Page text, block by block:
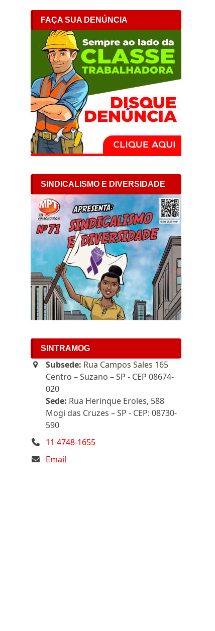
FAÇA SUA DENÚNCIA
SINDICALISMO E DIVERSIDADE
SINTRAMOG
Subsede: Rua Campos Sales 165
Centro – Suzano – SP - CEP 08674-
020
Sede: Rua Herinque Eroles, 588
Mogi das Cruzes – SP - CEP: 08730-
590
11 4748-1655
Email